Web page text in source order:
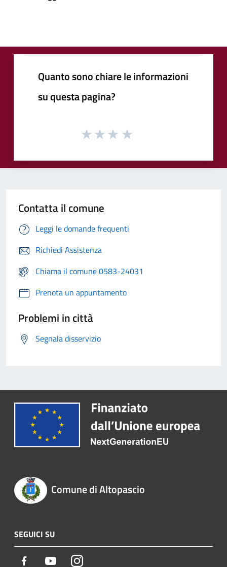
Quanto sono chiare le informazioni
su questa pagina?
Contatta il comune
Leggi le domande frequenti
Richiedi Assistenza
Chiama il comune 0583-24031
Prenota un appuntamento
Problemi in città
Segnala disservizio
Comune di Altopascio
SEGUICI SU
Facebook YoutubeInstagram